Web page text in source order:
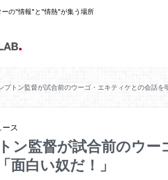
ーの"情報"と"情熱"が集う場所
プトン監督が試合前のウーゴ・エキティケとの会話を
ース
ン監督が試合前のウ
面白い奴だ！」